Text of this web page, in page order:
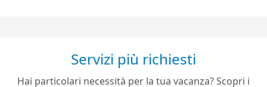
Servizi più richiesti
Hai particolari necessità per la tua vacanza? Scopri i